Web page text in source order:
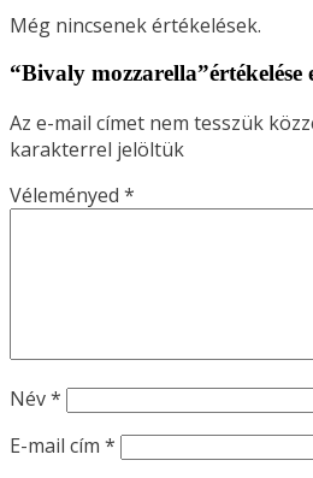
Még nincsenek értékelések.
“Bivaly mozzarella”értékelése
Az e-mail címet nem tesszük
karakterrel jelöltük
Véleményed *
Név*
E-mail cím *